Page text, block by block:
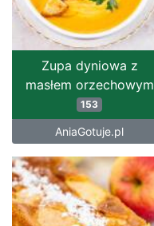
Zupa dyniowa z
masłem orzechowym
153
AniaGotuje.pl